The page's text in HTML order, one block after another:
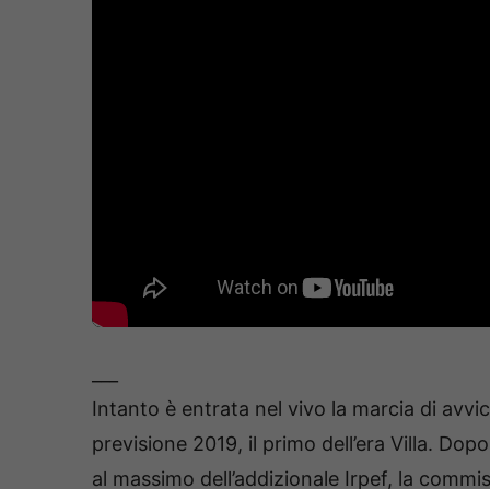
Intanto è entrata nel vivo la marcia di
previsione 2019, il primo dell’era Villa.
al massimo dell’addizionale Irpef, la